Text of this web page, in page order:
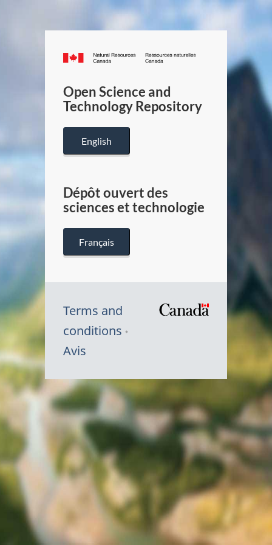
Canada.ca
/
Canada
Open Science and
Technology Repository
English
Dépôt ouvert des
sciences et technologie
Français
Terms and
conditions
Avis
Canada